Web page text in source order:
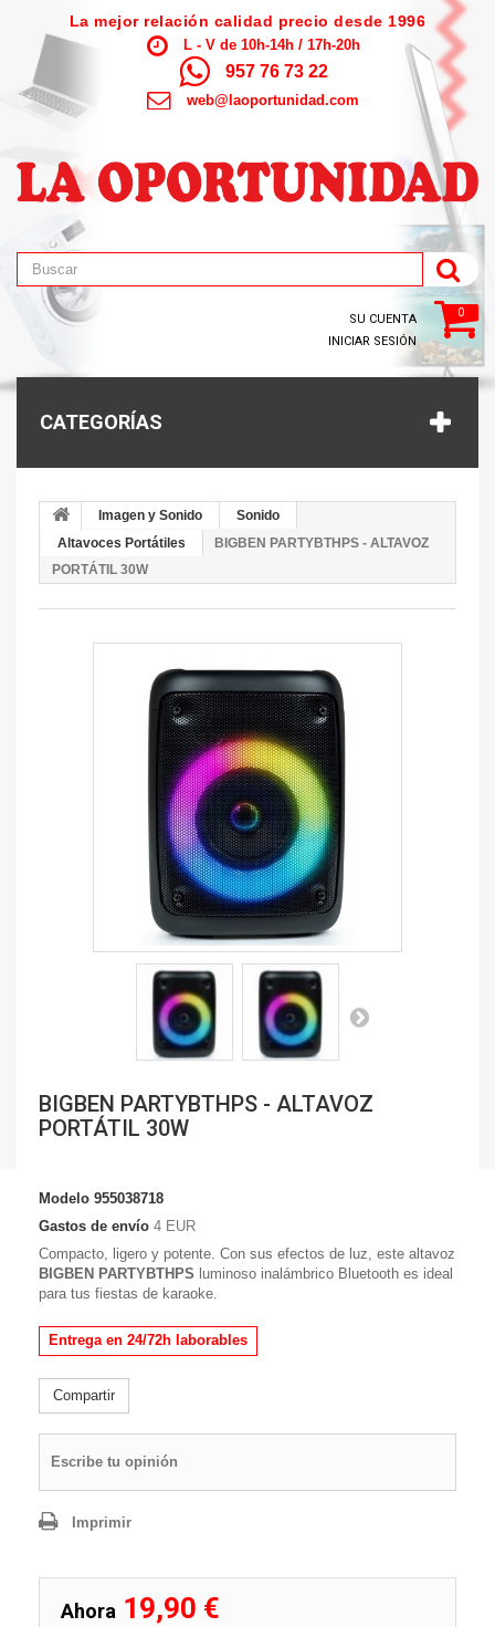
La mejor relación calidad precio desde 1996
L - V de 10h-14h / 17h-20h
957 76 73 22
web@laoportunidad.com
0
SU CUENTA
INICIAR SESIÓN
CATEGORÍAS
Imagen y Sonido
Sonido
Altavoces Portátiles
BIGBEN PARTYBTHPS - ALTAVOZ
PORTÁTIL 30W
BIGBEN PARTYBTHPS - ALTAVOZ
PORTÁTIL 30W
Modelo 955038718
Gastos de envío 4 EUR
Compacto, ligero y potente. Con sus efectos de luz, este altavoz
BIGBEN PARTYBTHPS luminoso inalámbrico Bluetooth es ideal
para tus fiestas de karaoke.
Entrega en 24/72h laborables
Compartir
Escribe tu opinión
Imprimir
Ahora 19,90 €